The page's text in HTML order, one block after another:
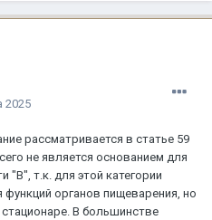
2025
рассматривается в статье 59
не является основанием для
"В", т.к. для этой категории
органов пищеварения, но
В большинстве